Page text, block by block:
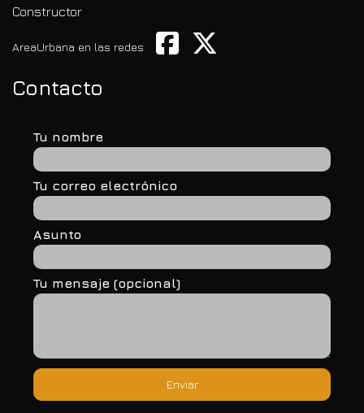
Constructor
AreaUrbana en las redes
Contacto
Tu nombre
Tu correo electrónico
Asunto
Tu mensaje (opcional)